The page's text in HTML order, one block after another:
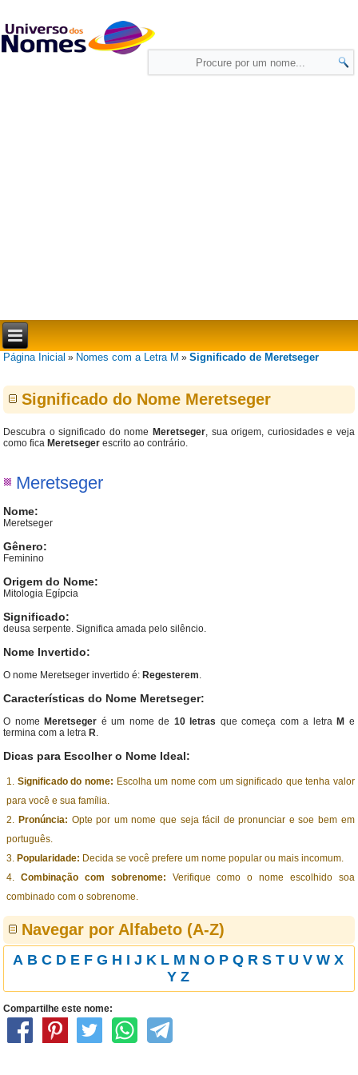
Página Inicial » Nomes com a Letra M »Significado de Meretseger
Significado do Nome Meretseger
Descubra o significado do nome Meretseger, sua origem, curiosidades e veja
como fica Meretseger escrito ao contrário.
Meretseger
Nome:
Meretseger
Gênero:
Feminino
Origem do Nome:
Mitologia Egípcia
Significado:
deusa serpente. Significa amada pelo silêncio.
Nome Invertido:
O nome Meretseger invertido é: Regesterem.
Características do Nome Meretseger:
O nome Meretseger é um nome de 10 letras que começa com a letra M e
termina com a letra R.
Dicas para Escolher o Nome Ideal:
Significado do nome: Escolha um nome com um significado que tenha valor
para você e sua família.
Pronúncia: Opte por um nome que seja fácil de pronunciar e soe bem em
português.
Popularidade: Decida se você prefere um nome popular ou mais incomum.
Combinação com sobrenome: Verifique como o nome escolhido soa
combinado com o sobrenome.
Navegar por Alfabeto (A-Z)
A B C D E F G H I J K L M N O P Q R S T U V W X
Y Z
Compartilhe este nome: